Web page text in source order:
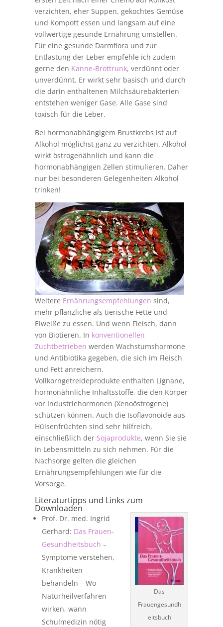
verzichten, eher Suppen, gekochtes Gemüse
und Kompott essen und langsam auf eine
vollwertige gesunde Ernährung umstellen.
Für eine gesunde Darmflora und zur
Entlastung der Leber empfehle ich zudem
gerne den Kanne-Brottrunk, verdünnt oder
unverdünnt. Er wirkt sehr basisch und durch
die darin enthaltenen Milchsäurebakterien
entstehen weniger Gase. Alle Gase sind
toxisch für die Leber.
Bei hormonabhängigem Brustkrebs ist auf
Alkohol möglichst ganz zu verzichten. Alkohol
wirkt östrogenähnlich und kann die
hormonabhängigen Zellen stimulieren. Daher
nur bei besonderen Gelegenheiten Alkohol
trinken!
Weitere Ernährungsempfehlungen sind,
mehr pflanzliche als tierische Fette und
Eiweiße zu essen. Und wenn Fleisch, dann
von Biotieren. In konventionellen
Zuchtbetrieben werden Wachstumshormone
und Antibiotika gegeben, die sich im Fleisch
und Fett anreichern.
Vollkorngetreideprodukte enthalten Lignane,
hormonähnliche Inhaltsstoffe, die den Körper
vor Industriehormonen (Xenoöstrogene)
schützen können. Auch die Isoflavonoide aus
Hülsenfrüchten sind sehr hilfreich,
einschließlich der Sojaprodukte, wenn Sie sie
in Lebensmitteln zu sich nehmen. Für die
Nachsorge gelten die gleichen
Ernährungsempfehlungen wie für die
Vorsorge.
Literaturtipps und Links zum
Downloaden
Das
Frauengesundh
eitsbuch
Prof. Dr. med. Ingrid
Gerhard: Das Frauen-
Gesundheitsbuch –
Symptome verstehen,
Krankheiten
behandeln – Wo
Naturheilverfahren
wirken, wann
Schulmedizin nötig